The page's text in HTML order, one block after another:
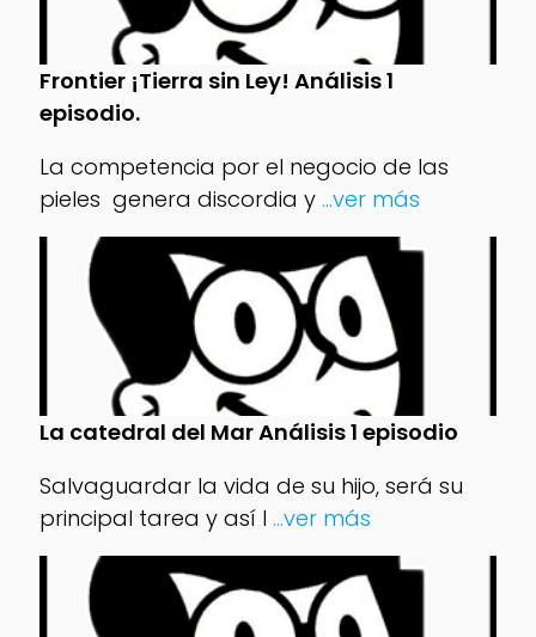
Frontier ¡Tierra sin Ley! Análisis 1
episodio.
La competencia por el negocio de las
pieles genera discordia y ...ver más
La catedral del Mar Análisis 1 episodio
Salvaguardar la vida de su hijo, será su
principal tarea y así l ...ver más